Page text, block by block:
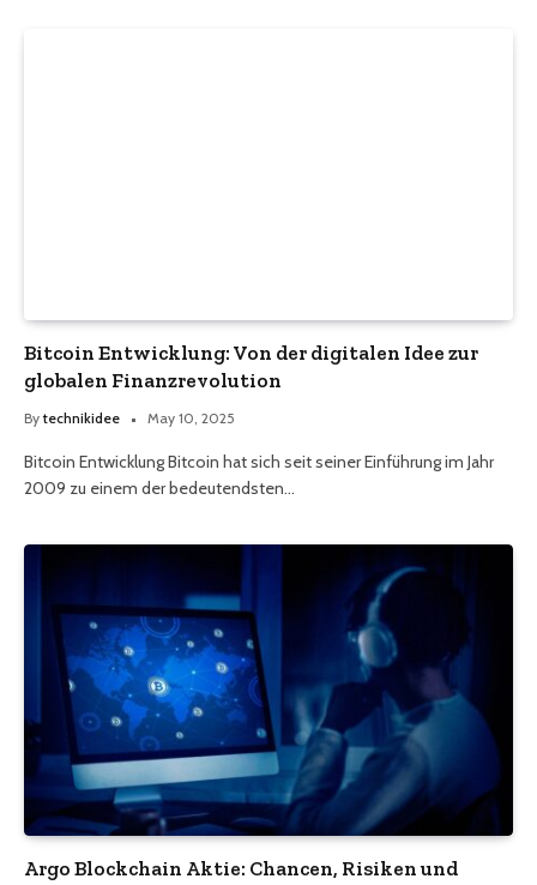
Bitcoin Entwicklung: Von der digitalen Idee zur
globalen Finanzrevolution
By technikidee May 10, 2025
Bitcoin Entwicklung Bitcoin hat sich seit seiner Einführung im Jahr
2009 zu einem der bedeutendsten…
Argo Blockchain Aktie: Chancen, Risiken und